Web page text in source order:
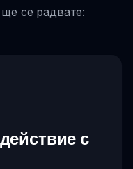
се радвате:
с